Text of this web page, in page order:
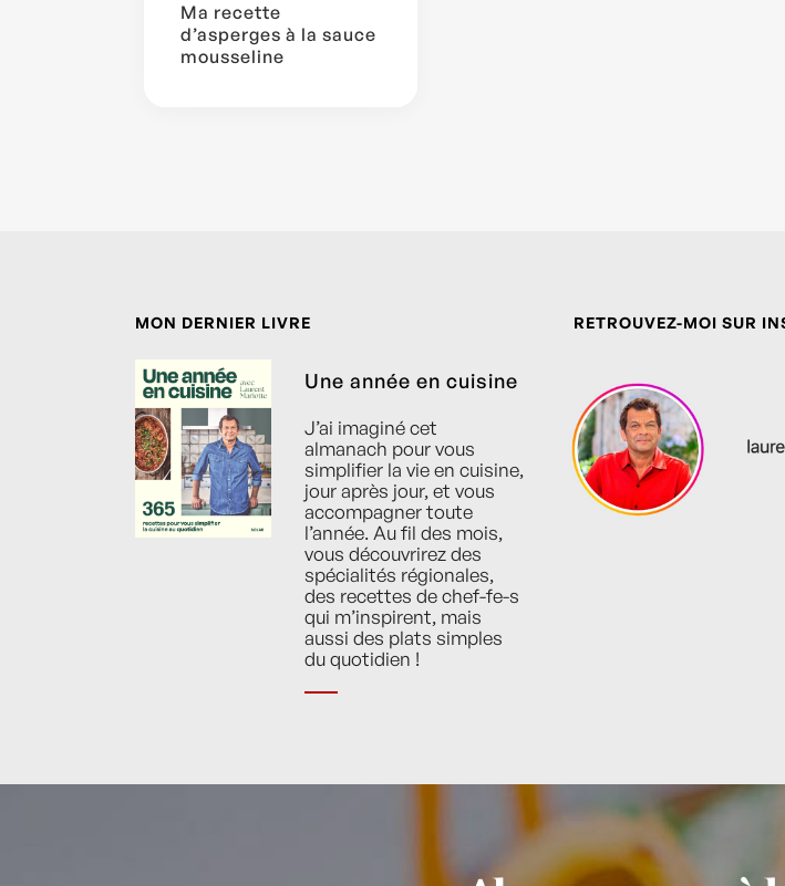
Ma recette
d’asperges à la sauce
mousseline
MON DERNIER LIVRE
Une année en cuisine
J’ai imaginé cet
almanach pour vous
simplifier la vie en cuisine,
jour après jour, et vous
accompagner toute
l’année. Au fil des mois,
vous découvrirez des
spécialités régionales,
des recettes de chef-fe-s
qui m’inspirent, mais
aussi des plats simples
du quotidien !
RETROUVEZ-MOI SUR